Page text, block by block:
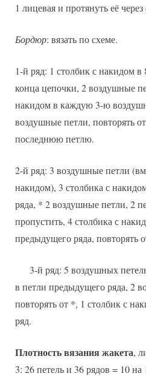
1 лицевая и протянуть её
Бордюр: вязать по схеме.
1-й ряд: 1 столбик с накидом
конца цепочки, 2 воздушные
накидом в каждую 3-ю
воздушные петли, повторять
последнюю петлю.
2-й ряд: 3 воздушные петли
накидом), 3 столбика с
ряда, * 2 воздушные петли, 2
пропустить, 4 столбика с
предыдущего ряда, повторять
3-й ряд: 5 воздушных
в петли предыдущего ряда, 2
повторять от *, 1 столбик с
ряд.
Плотность вязания жакета,
3: 26 петель и 36 рядов = 10 на